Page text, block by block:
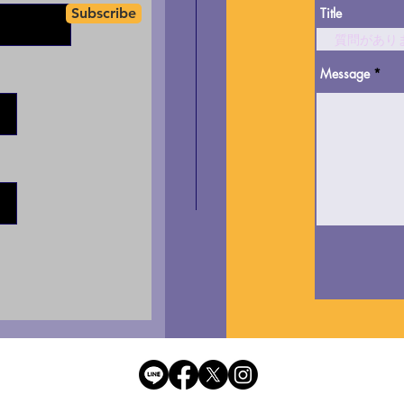
Subscribe Title
Message